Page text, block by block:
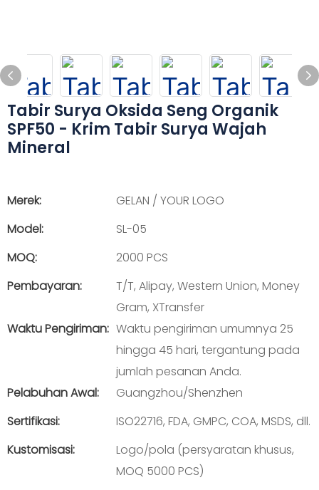
Tabir Surya Oksida Seng Organik
SPF50 - Krim Tabir Surya Wajah
Mineral
Merek:
GELAN / YOUR LOGO
Model:
SL-05
MOQ:
2000 PCS
Pembayaran:
T/T, Alipay, Western Union, Money
Gram, XTransfer
Waktu Pengiriman: Waktu pengiriman umumnya 25
hingga 45 hari, tergantung pada
jumlah pesanan Anda.
Pelabuhan Awal:
Guangzhou/Shenzhen
Sertifikasi:
ISO22716, FDA, GMPC, COA, MSDS, dll.
Kustomisasi:
Logo/pola (persyaratan khusus,
MOQ 5000 PCS)